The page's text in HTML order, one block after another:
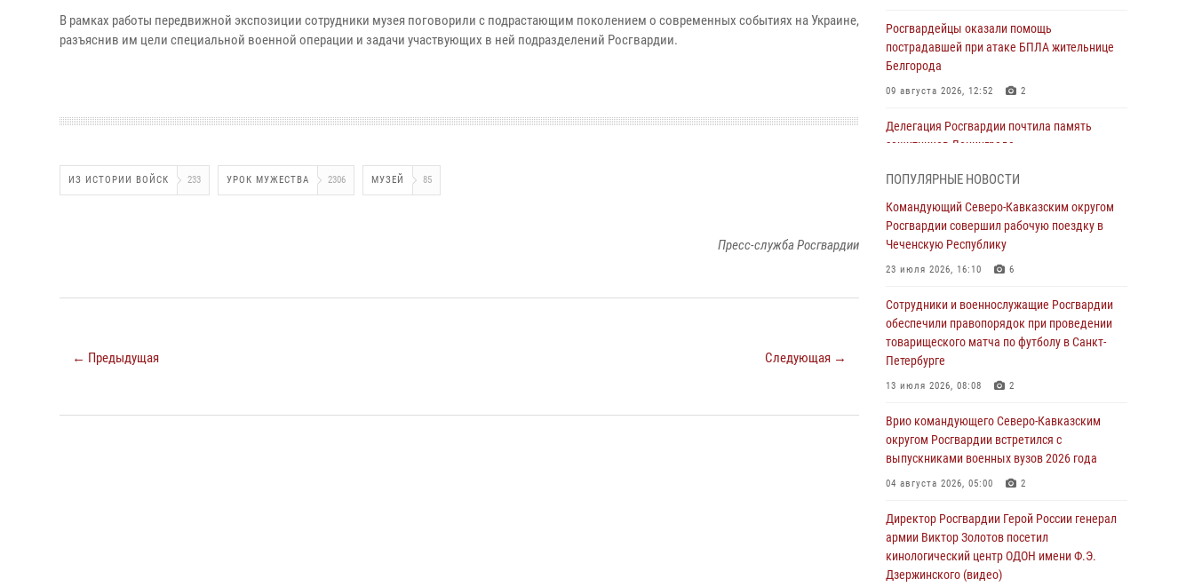
В рамках работы передвижной экспозиции сотрудники музея поговорили с подрастающим поколением о современных событиях на Украине,
разъяснив им цели специальной военной операции и задачи участвующих в ней подразделений Росгвардии.
ИЗ ИСТОРИИ ВОЙСК 233 УРОК МУЖЕСТВА 2306 МУЗЕЙ 85
Пресс-служба Росгвардии
← Предыдущая Следующая →
Росгвардейцы оказали помощь
пострадавшей при атаке БПЛА жительнице
Белгорода
09 августа 2026, 12:52 2
Делегация Росгвардии почтила память
защитников Ленинграда
«Я расскажу вам о Герое»: подвиг Героя
России Сергея Перца (видео)
09 августа 2026, 11:00
детям и помогли нуждающимся гражданам
09 августа 2026, 09:00
В Чеченской Республике пожарные расчеты
Росгвардии и МЧС отработали
09 августа 2026, 08:00 2
В Центральных регионах России
продолжается ведомственная акция
09 августа 2026, 08:00 8
В Кузбассе росгвардейцы помогли вернуть
горожанке пропавшую мать
ПОПУЛЯРНЫЕ НОВОСТИ
Командующий Северо-Кавказским округом
Росгвардии совершил рабочую поездку в
Чеченскую Республику
23 июля 2026, 16:10 6
Сотрудники и военнослужащие Росгвардии
обеспечили правопорядок при проведении
товарищеского матча по футболу в Санкт-
Петербурге
13 июля 2026, 08:08 2
Врио командующего Северо-Кавказским
округом Росгвардии встретился с
выпускниками военных вузов 2026 года
04 августа 2026, 05:00 2
Директор Росгвардии Герой России генерал
армии Виктор Золотов посетил
кинологический центр ОДОН имени Ф.Э.
Дзержинского (видео)